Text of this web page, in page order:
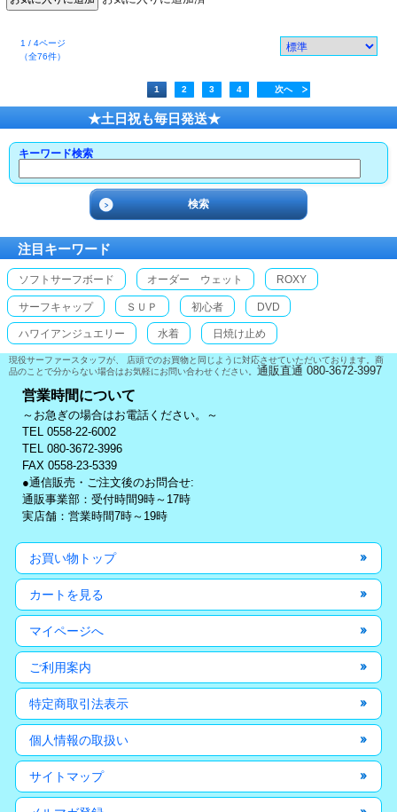
1 / 4ページ
（全76件）
1 2 3 4 次へ
★土日祝も毎日発送★
キーワード検索
注目キーワード
ソフトサーフボード オーダー ウェット ROXY
サーフキャップ ＳＵＰ 初心者 DVD
ハワイアンジュエリー 水着 日焼け止め
現役サーファースタッフが、 店頭でのお買物と同じように対応させていただいております。商
品のことで分からない場合はお気軽にお問い合わせください。 通販直通 080-3672-3997
営業時間について
～お急ぎの場合はお電話ください。～
TEL 0558-22-6002
TEL 080-3672-3996
FAX 0558-23-5339
●通信販売・ご注文後のお問合せ:
通販事業部：受付時間9時～17時
実店舗：営業時間7時～19時
お買い物トップ
カートを見る
マイページへ
ご利用案内
特定商取引法表示
個人情報の取扱い
サイトマップ